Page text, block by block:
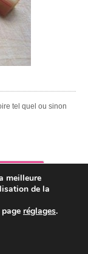
tel quel ou sinon
meilleure
de la
réglages.